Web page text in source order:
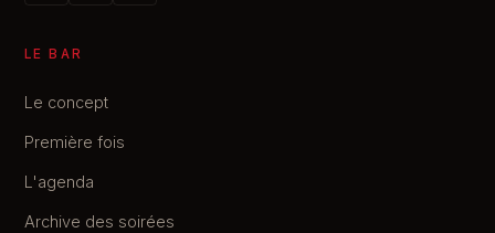
LE BAR
Le concept
Première fois
L'agenda
Archive des soirées